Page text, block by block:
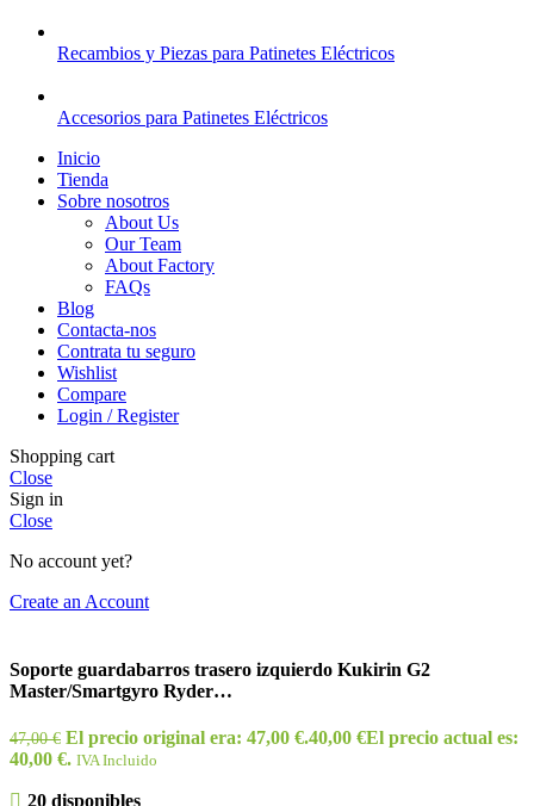
Recambios y Piezas para Patinetes Eléctricos
Accesorios para Patinetes Eléctricos
Inicio
Tienda
Sobre nosotros
About Us
Our Team
About Factory
FAQs
Blog
Contacta-nos
Contrata tu seguro
Wishlist
Compare
Login / Register
Shopping cart
Close
Sign in
Close
No account yet?
Create an Account
Soporte guardabarros trasero izquierdo Kukirin G2
Master/Smartgyro Ryder…
47,00€ El precio original era: 47,00 €.40,00 €El precio actual es:
40,00 €. IVA Incluido
20 disponibles